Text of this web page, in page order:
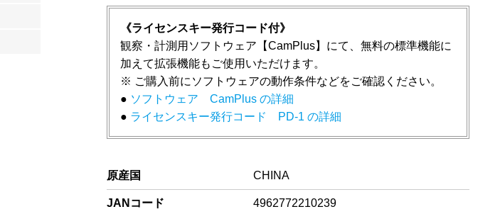
《ライセンスキー発行コード付》
観察・計測用ソフトウェア【CamPlus】にて、無料の標準機能に
加えて拡張機能もご使用いただけます。
※ ご購入前にソフトウェアの動作条件などをご確認ください。
● ソフトウェア CamPlus の詳細
● ライセンスキー発行コード PD-1 の詳細
原産国 CHINA
JANコード 4962772210239